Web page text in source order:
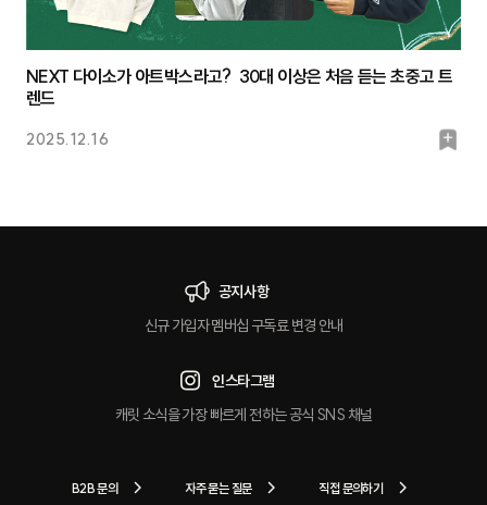
2025.12.16
북
NEXT 다이소가 아트박스라고? 30대 이상은 처음 듣는 초중고 트
렌드
공지사항
신규 가입자 멤버십 구독료 변경 안내
인스타그램
캐릿 소식을 가장 빠르게 전하는 공식 SNS 채널
B2B 문의 자주 묻는 질문 직접 문의하기